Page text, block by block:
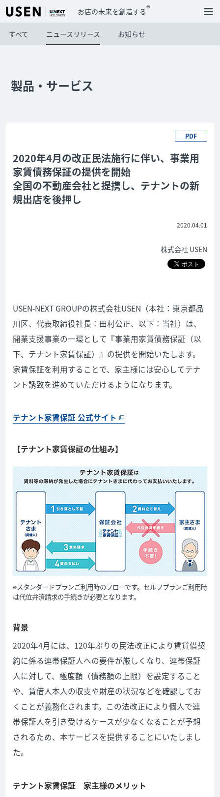
お店の未来を創造する®
すべて ニュースリリース お知らせ
製品・サービス
PDF
2020年4月の改正民法施行に伴い、事業用
家賃債務保証の提供を開始
全国の不動産会社と提携し、テナントの新
規出店を後押し
2020.04.01
株式会社 USEN
USEN-NEXT GROUPの株式会社USEN（本社：東京都品
川区、代表取締役社長：田村公正、以下：当社）は、
開業支援事業の一環として『事業用家賃債務保証（以
下、テナント家賃保証）』の提供を開始いたします。
家賃保証を利用することで、家主様には安心してテナ
ント誘致を進めていただけるようになります。
テナント家賃保証 公式サイト
【テナント家賃保証の仕組み】
※スタンダードプランご利用時のフローです。セルフプランご利用時
は代位弁済請求の手続きが必要となります。
背景
2020年4月には、120年ぶりの民法改正により賃貸借契
約に係る連帯保証人への要件が厳しくなり、連帯保証
人に対して、極度額（債務額の上限）を設定すること
や、賃借人本人の収支や財産の状況などを確認してお
くことが義務化されます。この法改正により個人で連
帯保証人を引き受けるケースが少なくなることが予想
されるため、本サービスを提供することにいたしまし
た。
テナント家賃保証 家主様のメリット